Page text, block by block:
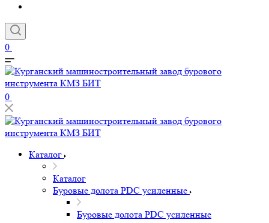
0
0
Каталог
Каталог
Буровые долота PDC усиленные
Буровые долота PDC усиленные